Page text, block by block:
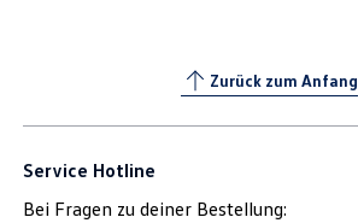
Zurück zum Anfang
Service Hotline
Bei Fragen zu deiner Bestellung: